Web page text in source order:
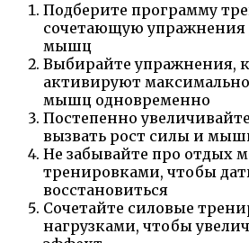
Подберите программу
сочетающую упражнения
мышц
Выбирайте упражнения,
активируют
мышц одновременно
Постепенно
вызвать рост силы и
Не забывайте про отдых
тренировками, чтобы
восстановиться
Сочетайте силовые
нагрузками, чтобы